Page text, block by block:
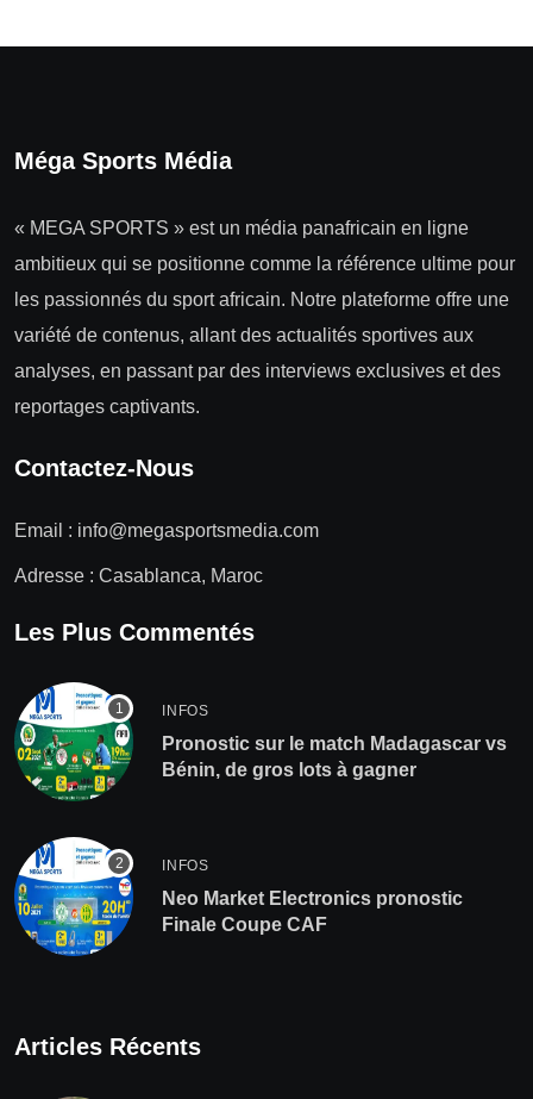
Méga Sports Média
« MEGA SPORTS » est un média panafricain en ligne
ambitieux qui se positionne comme la référence ultime pour
les passionnés du sport africain. Notre plateforme offre une
variété de contenus, allant des actualités sportives aux
analyses, en passant par des interviews exclusives et des
reportages captivants.
Contactez-Nous
Email : info@megasportsmedia.com
Adresse : Casablanca, Maroc
Les Plus Commentés
INFOS
Pronostic sur le match Madagascar vs
Bénin, de gros lots à gagner
INFOS
Neo Market Electronics pronostic
Finale Coupe CAF
Articles Récents